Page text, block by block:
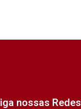
nossas Redes